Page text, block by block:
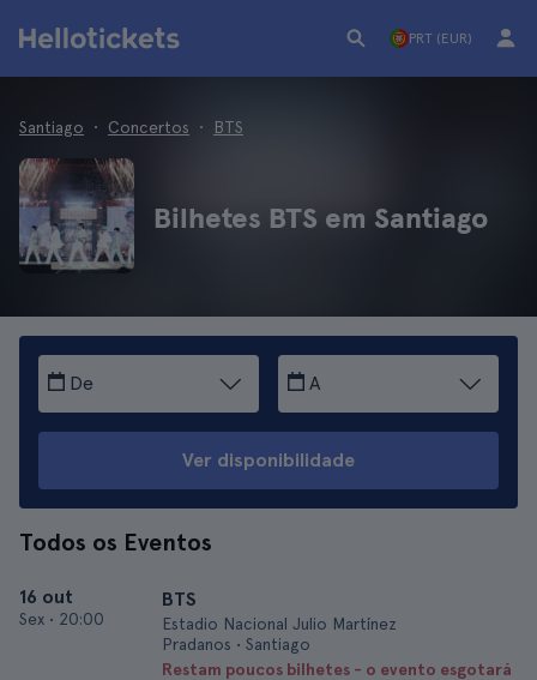
PRT (EUR)
Santiago Concertos BTS
Bilhetes BTS em Santiago
De A
Ver disponibilidade
Todos os Eventos
16 out
Sex • 20:00
BTS
Estadio Nacional Julio Martínez
Pradanos • Santiago
Restam poucos bilhetes - o evento esgotará